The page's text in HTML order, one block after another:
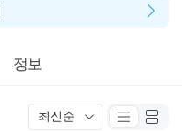
정보
최신순